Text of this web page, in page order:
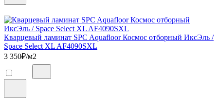
Кварцевый ламинат SPC Aquafloor Космос отборный ИксЭль /
Space Select XL AF4090SXL
3 350₽/м2